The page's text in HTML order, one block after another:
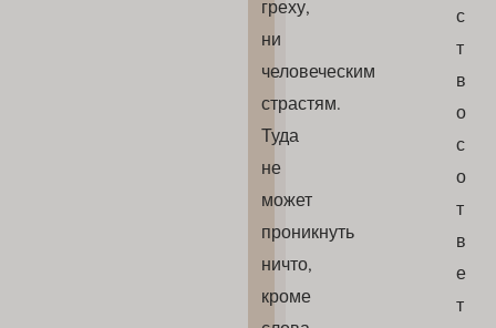
греху,
ни
человеческим
страстям.
Туда
не
может
проникнуть
ничто,
кроме
с
т
в
о
с
о
т
в
е
т